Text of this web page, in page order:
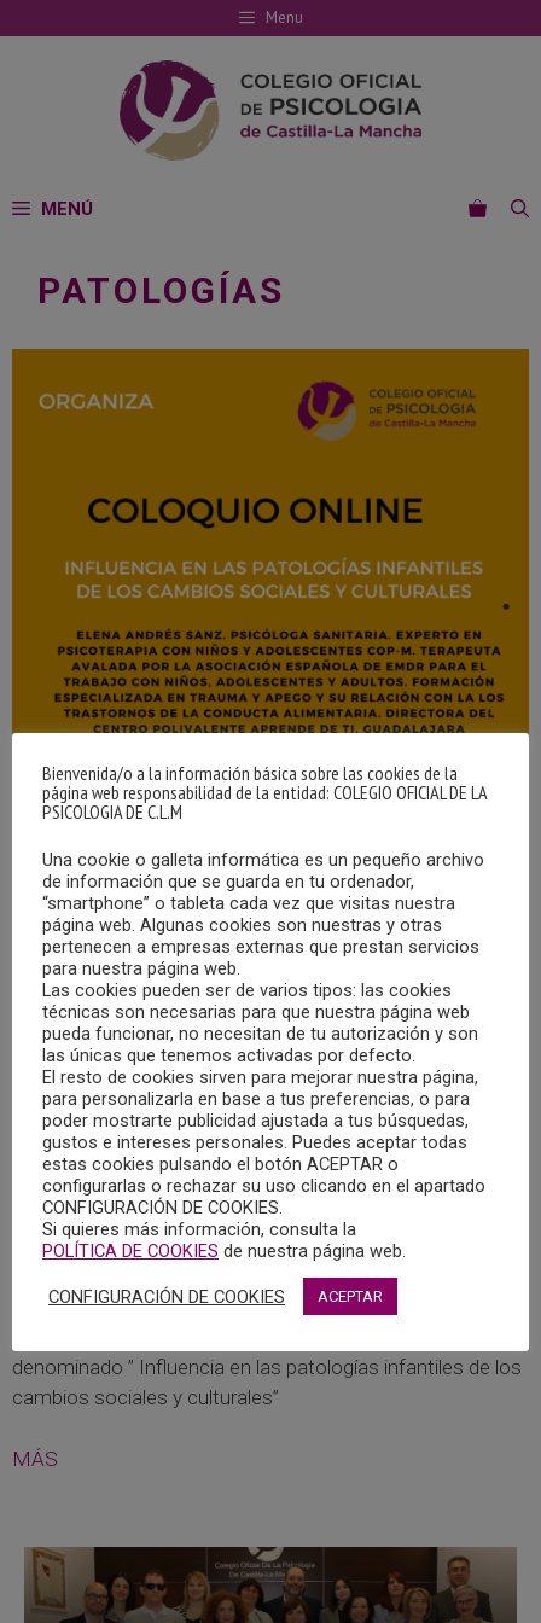
al
Menu
MENÚ
PATOLOGÍAS
22/03/2023 – COLOQUIO ON LINE: “INFLUENCIA
EN LAS PATOLOGÍAS INFANTILES DE LOS
CAMBIOS SOCIALES Y CULTURALES”
16/03/2023
Dentro de las actividades programadas en el Plan de
Formación 2022-2023 del Colegio Oficial de la Psicología
de Castilla-La Mancha, el miércoles 22 de enero de 2023, a
denominado ” Influencia en las patologías infantiles de los
cambios sociales y culturales”
MÁS
Bienvenida/o a la información básica sobre las cookies de la
página web responsabilidad de la entidad: COLEGIO OFICIAL DE LA
PSICOLOGIA DE C.L.M
Una cookie o galleta informática es un pequeño archivo
de información que se guarda en tu ordenador,
“smartphone” o tableta cada vez que visitas nuestra
página web. Algunas cookies son nuestras y otras
pertenecen a empresas externas que prestan servicios
para nuestra página web.
Las cookies pueden ser de varios tipos: las cookies
técnicas son necesarias para que nuestra página web
pueda funcionar, no necesitan de tu autorización y son
las únicas que tenemos activadas por defecto.
El resto de cookies sirven para mejorar nuestra página,
para personalizarla en base a tus preferencias, o para
poder mostrarte publicidad ajustada a tus búsquedas,
gustos e intereses personales. Puedes aceptar todas
estas cookies pulsando el botón ACEPTAR o
configurarlas o rechazar su uso clicando en el apartado
CONFIGURACIÓN DE COOKIES.
Si quieres más información, consulta la
POLÍTICA DE COOKIES de nuestra página web.
CONFIGURACIÓN DE COOKIES ACEPTAR